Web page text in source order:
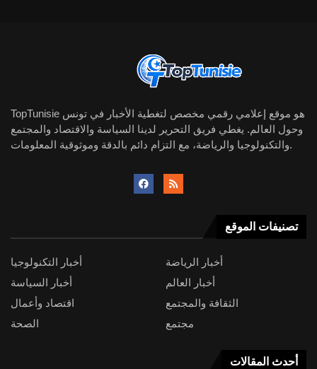
TopTunisie هو موقع إعلامي رقمي مخصص لتغطية الأخبار في تونس
وحول العالم. يغطي فريق التحرير لدينا السياسة والاقتصاد والمجتمع
والتكنولوجيا والرياضة، مع التزام دائم بالدقة وموثوقية المعلومات.
تصنيفات الموقع
أخبار التكنولوجيا
أخبار الرياضة
أخبار السياسة
أخبار العالم
اقتصاد وأعمال
الثقافة والمجتمع
الصحة
مجتمع
أحدث المقالات